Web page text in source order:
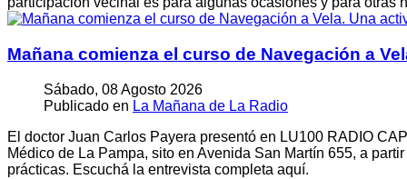
Mañana comienza el curso de Navegación a
Sábado, 08 Agosto 2026
Publicado en La Mañana de La Radio
El doctor Juan Carlos Payera presentó en LU100 RADIO
Médico de La Pampa, sito en Avenida San Martín 655, a
prácticas. Escuchá la entrevista completa aquí.